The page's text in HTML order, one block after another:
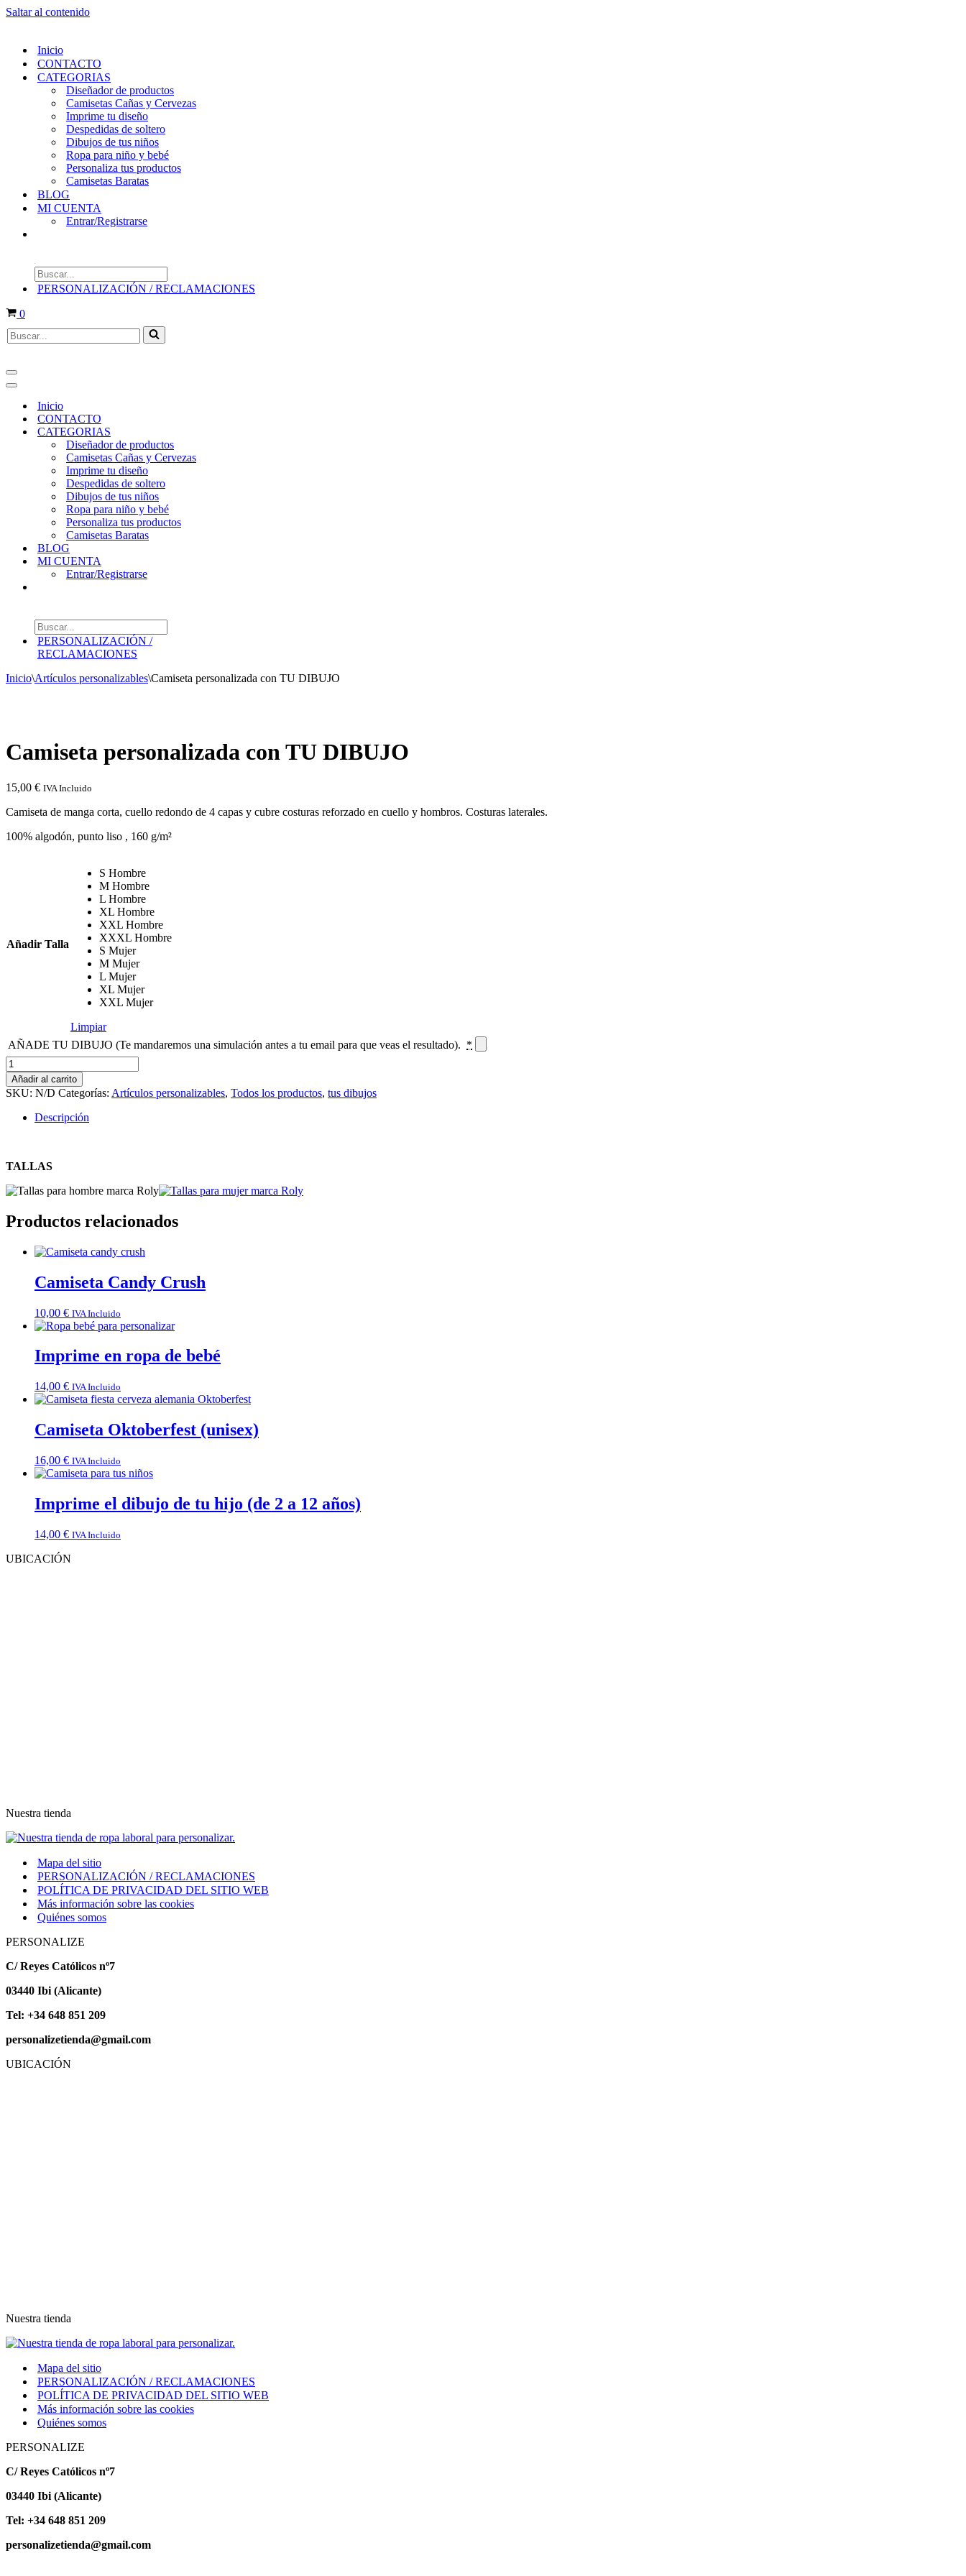
Saltar al contenido
Inicio
CONTACTO
CATEGORIAS
Diseñador de productos
Camisetas Cañas y Cervezas
Imprime tu diseño
Despedidas de soltero
Dibujos de tus niños
Ropa para niño y bebé
Personaliza tus productos
Camisetas Baratas
BLOG
MI CUENTA
Entrar/Registrarse
Búsqueda
de
productos
PERSONALIZACIÓN / RECLAMACIONES
Carrito
0
Buscar...
Menú
de
Menú
navegación
Inicio
CONTACTO
CATEGORIAS
Diseñador de productos
Camisetas Cañas y Cervezas
Imprime tu diseño
Despedidas de soltero
Dibujos de tus niños
Ropa para niño y bebé
Personaliza tus productos
Camisetas Baratas
BLOG
MI CUENTA
Entrar/Registrarse
Búsqueda
de
productos
PERSONALIZACIÓN /
RECLAMACIONES
Inicio\Artículos personalizables\Camiseta personalizada con TU DIBUJO
Camiseta personalizada con TU DIBUJO
15,00 € IVA Incluido
Camiseta de manga corta, cuello redondo de 4 capas y cubre costuras reforzado en cuello y hombros. Costuras laterales.
100% algodón, punto liso , 160 g/m²
Añadir Talla
S Hombre
M Hombre
L Hombre
XL Hombre
XXL Hombre
XXXL Hombre
S Mujer
M Mujer
L Mujer
XL Mujer
XXL Mujer
Limpiar
AÑADE TU DIBUJO (Te mandaremos una simulación antes a tu email para que veas el resultado). *
Camiseta
personalizada
con
TU
DIBUJO
cantidad
Añadir al carrito
SKU: N/D Categorías: Artículos personalizables, Todos los productos, tus dibujos
Descripción
TALLAS
Productos relacionados
Camiseta Candy Crush
10,00 € IVA Incluido
Imprime en ropa de bebé
14,00 € IVA Incluido
Camiseta Oktoberfest (unisex)
16,00 € IVA Incluido
Imprime el dibujo de tu hijo (de 2 a 12 años)
14,00 € IVA Incluido
UBICACIÓN
Nuestra tienda
Mapa del sitio
PERSONALIZACIÓN / RECLAMACIONES
POLÍTICA DE PRIVACIDAD DEL SITIO WEB
Más información sobre las cookies
Quiénes somos
PERSONALIZE
C/ Reyes Católicos nº7
03440 Ibi (Alicante)
Tel: +34 648 851 209
personalizetienda@gmail.com
UBICACIÓN
Nuestra tienda
Mapa del sitio
PERSONALIZACIÓN / RECLAMACIONES
POLÍTICA DE PRIVACIDAD DEL SITIO WEB
Más información sobre las cookies
Quiénes somos
PERSONALIZE
C/ Reyes Católicos nº7
03440 Ibi (Alicante)
Tel: +34 648 851 209
personalizetienda@gmail.com